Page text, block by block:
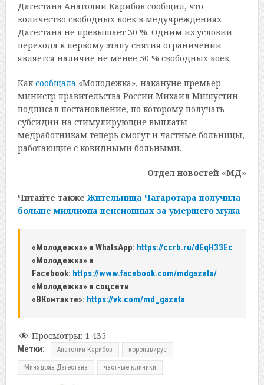
Дагестана Анатолий Карибов сообщил, что
количество свободных коек в медучреждениях
Дагестана не превышает 30 %. Одним из условий
перехода к первому этапу снятия ограничений
является наличие не менее 50 % свободных коек.
Каксообщала «Молодежка», накануне премьер-
министр правительства России Михаил Мишустин
подписал постановление, по которому получать
субсидии на стимулирующие выплаты
медработникам теперь смогут и частные больницы,
работающие с ковидными больными.
Отдел новостей «МД»
Читайте такжеЖительница Чагаротара получила
больше миллиона пенсионных за умершего мужа
«Молодежка» в WhatsApp: https://ccrb.ru/dEqH33Ec
«Молодежка» в
Facebook: https://www.facebook.com/mdgazeta/
«Молодежка» в соцсети
«ВКонтакте»: https://vk.com/md_gazeta
Просмотры: 1 435
Метки: Анатолий Карибов коронавирус
Минздрав Дагестана частные клиники